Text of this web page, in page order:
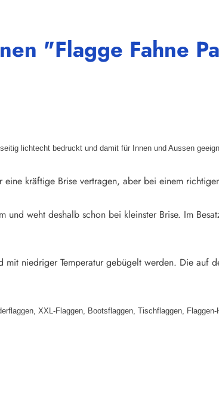
"Flagge Fahne
lichtecht bedruckt und damit für Innen und Aussen
eine kräftige Brise vertragen, aber bei einem
weht deshalb schon bei kleinster Brise. Im
niedriger Temperatur gebügelt werden. Die auf
XXL-Flaggen, Bootsflaggen, Tischflaggen,